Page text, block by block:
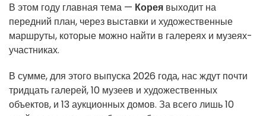
В этом году главная тема — Корея выходит на
передний план, через выставки и художественные
маршруты, которые можно найти в галереях и музеях-
участниках.
В сумме, для этого выпуска 2026 года, нас ждут почти
тридцать галерей, 10 музеев и художественных
объектов, и 13 аукционных домов. За всего лишь 10